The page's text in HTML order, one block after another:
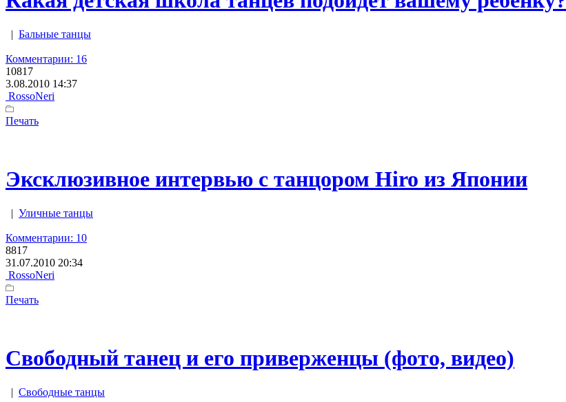
| Бальные танцы
Комментарии: 16
10817
3.08.2010 14:37
RossoNeri
Печать
Эксклюзивное интервью с танцором Hiro из Японии
| Уличные танцы
Комментарии: 10
8817
31.07.2010 20:34
RossoNeri
Печать
Свободный танец и его приверженцы (фото, видео)
| Свободные танцы